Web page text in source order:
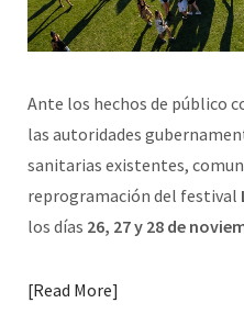
Ante los hechos de público
las autoridades
sanitarias existentes,
reprogramación del festival
los días 26, 27 y 28 de
Read More